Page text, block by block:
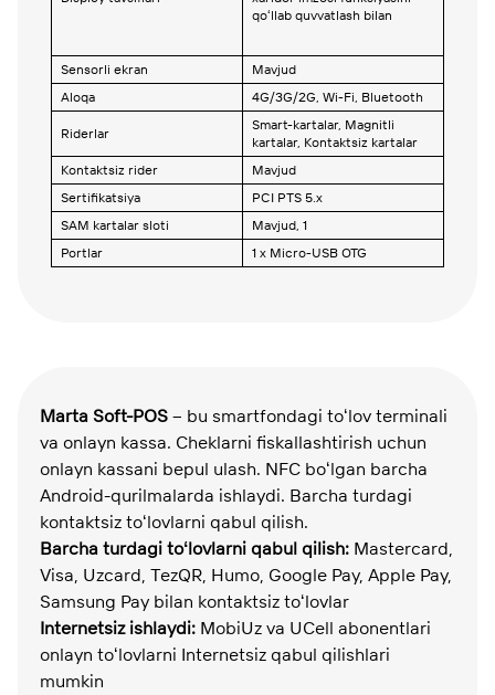
qoʻllab quvvatlash bilan
Sensorli ekran
Mavjud
Aloqa
4G/3G/2G, Wi-Fi, Bluetooth
Riderlar
Smart-kartalar, Magnitli
kartalar, Kontaktsiz kartalar
Kontaktsiz rider
Mavjud
Sertifikatsiya
PCI PTS 5.x
SAM kartalar sloti
Mavjud, 1
Portlar
1 x Micro-USB OTG
Marta Soft-POS – bu smartfondagi toʻlov terminali
va onlayn kassa. Cheklarni fiskallashtirish uchun
onlayn kassani bepul ulash. NFC boʻlgan barcha
Android-qurilmalarda ishlaydi. Barcha turdagi
kontaktsiz toʻlovlarni qabul qilish.
Barcha turdagi toʻlovlarni qabul qilish: Mastercard,
Visa, Uzcard, TezQR, Humo, Google Pay, Apple Pay,
Samsung Pay bilan kontaktsiz toʻlovlar
Internetsiz ishlaydi: MobiUz va UCell abonentlari
onlayn toʻlovlarni Internetsiz qabul qilishlari
mumkin